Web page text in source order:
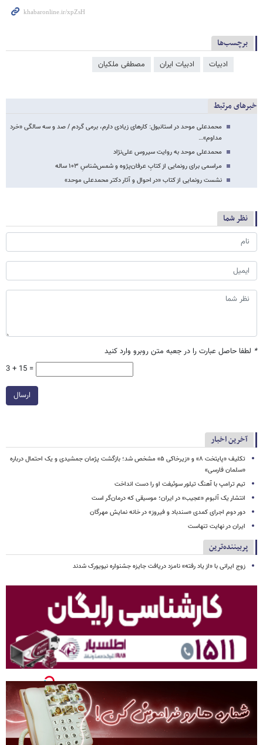
برچسب‌ها
ادبیات ادبیات ایران مصطفی ملکیان
خبرهای مرتبط
محمدعلی موحد در استانبول: کارهای زیادی دارم، برمی گردم / صد و سه سالگی «خرد
مداوم»…
محمدعلی موحد به روایت سیروس علی‌نژاد
مراسمی برای رونمایی از کتابِ عرفان‌پژوه و شمس‌شناسِ ۱۰۳ ساله
نشست رونمایی از کتاب «در احوال و آثار دکتر محمدعلی موحد»
نظر شما
* لطفا حاصل عبارت را در جعبه متن روبرو وارد کنید
3 + 15 =
ارسال
آخرین اخبار
تکلیف «پایتخت ۸» و «زیرخاکی ۵» مشخص شد؛ بازگشت پژمان جمشیدی و یک احتمال درباره
«سلمان فارسی»
تیم ترامپ با آهنگ تیلور سوئیفت او را دست انداخت
انتشار یک آلبوم «عجیب» در ایران؛ موسیقی که درمان‌گر است
دور دوم اجرای کمدی «سندباد و فیروز» در خانه نمایش مهرگان
ایران در نهایت تنهاست
پربیننده‌ترین
زوج ایرانی با «از یاد رفته» نامزد دریافت جایزه جشنواره نیویورک شدند